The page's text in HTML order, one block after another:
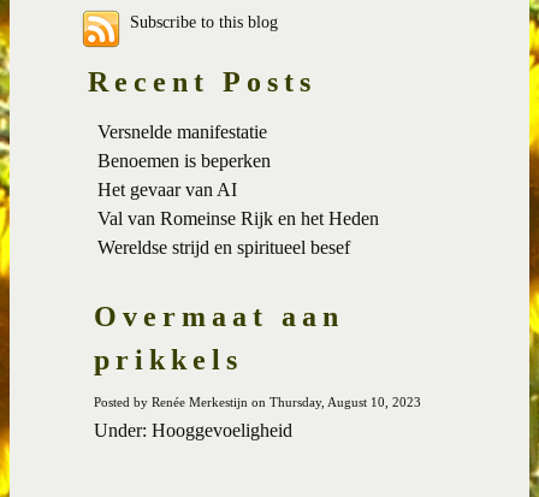
Subscribe to this blog
Recent Posts
Versnelde manifestatie
Benoemen is beperken
Het gevaar van AI
Val van Romeinse Rijk en het Heden
Wereldse strijd en spiritueel besef
Overmaat aan
prikkels
Posted by Renée Merkestijn on Thursday, August 10, 2023
Under: Hooggevoeligheid